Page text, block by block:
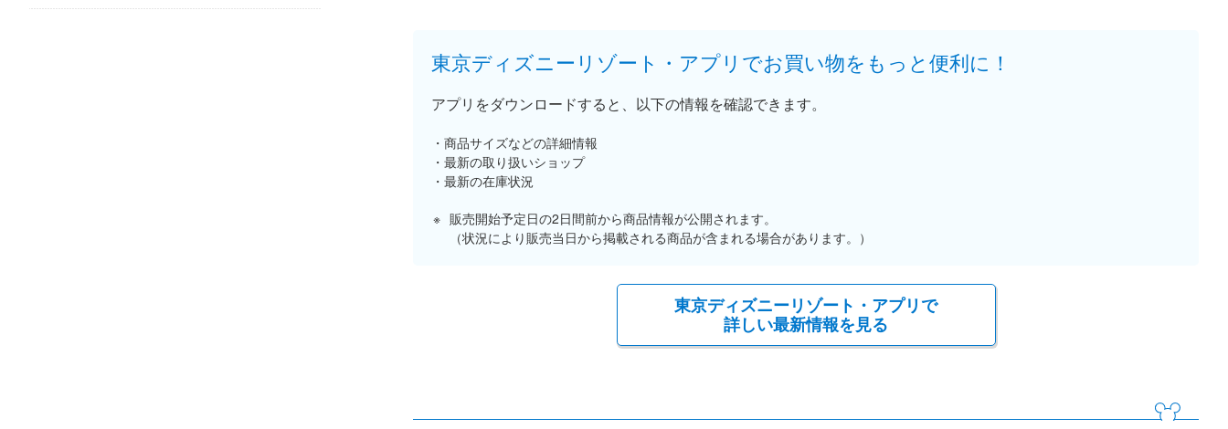
東京ディズニーリゾート・アプリでお買い物をもっと便利に！
アプリをダウンロードすると、以下の情報を確認できます。
商品サイズなどの詳細情報
最新の取り扱いショップ
最新の在庫状況
販売開始予定日の2日間前から商品情報が公開されます。
（状況により販売当日から掲載される商品が含まれる場合があります。）
東京ディズニーリゾート・アプリで
詳しい最新情報を見る